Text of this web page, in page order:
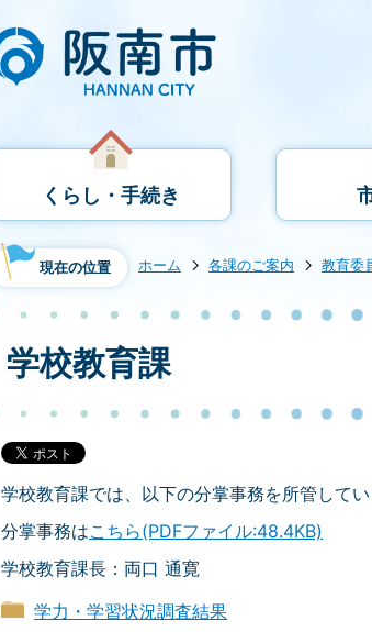
くらし・手続き
現在の位置 ホーム 各課のご案内 教育委
学校教育課
学校教育課では、以下の分掌事務を所管してい
分掌事務はこちら(PDFファイル:48.4KB)
学校教育課長：両口 通寛
学力・学習状況調査結果